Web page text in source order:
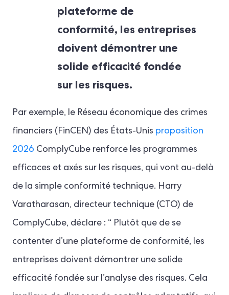
plateforme de
conformité, les entreprises
doivent démontrer une
solide efficacité fondée
sur les risques.
Par exemple, le Réseau économique des crimes
financiers (FinCEN) des États-Unis proposition
2026 ComplyCube renforce les programmes
efficaces et axés sur les risques, qui vont au-delà
de la simple conformité technique. Harry
Varatharasan, directeur technique (CTO) de
ComplyCube, déclare : “ Plutôt que de se
contenter d’une plateforme de conformité, les
entreprises doivent démontrer une solide
efficacité fondée sur l’analyse des risques. Cela